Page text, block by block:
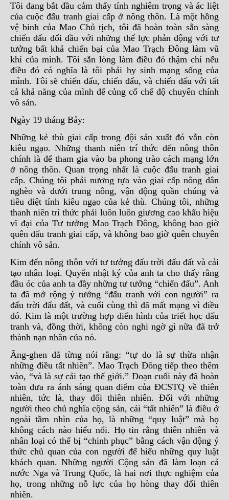
Tôi đang bắt đầu cảm thấy tính nghiêm trọng và ác liệt
của cuộc đấu tranh giai cấp ở nông thôn. Là một hồng
vệ binh của Mao Chủ tịch, tôi đã hoàn toàn sẵn sàng
chiến đấu đối đầu với những thế lực phản động với tư
tưởng bất khả chiến bại của Mao Trạch Đông làm vũ
khí của mình. Tôi sẵn lòng làm điều đó thậm chí nếu
điều đó có nghĩa là tôi phải hy sinh mạng sống của
mình. Tôi sẽ chiến đấu, chiến đấu, và chiến đấu với tất
cả khả năng của mình để củng cố chế độ chuyên chính
vô sản.
Ngày 19 tháng Bảy:
Những kẻ thù giai cấp trong đội sản xuất đó vẫn còn
kiêu ngạo. Những thanh niên trí thức đến nông thôn
chính là để tham gia vào ba phong trào cách mạng lớn
ở nông thôn. Quan trọng nhất là cuộc đấu tranh giai
cấp. Chúng tôi phải nương tựa vào giai cấp nông dân
nghèo và dưới trung nông, vận động quần chúng và
tiêu diệt tính kiêu ngạo của kẻ thù. Chúng tôi, những
thanh niên trí thức phải luôn luôn giương cao khẩu hiệu
vĩ đại của Tư tưởng Mao Trạch Đông, không bao giờ
quên đấu tranh giai cấp, và không bao giờ quên chuyên
chính vô sản.
Kim đến nông thôn với tư tưởng đấu trời đấu đất và cải
tạo nhân loại. Quyển nhật ký của anh ta cho thấy rằng
đầu óc của anh ta đầy những tư tưởng “chiến đấu”. Anh
ta đã mở rộng ý tưởng “đấu tranh với con người” ra
đấu trời đấu đất, và cuối cùng thì đã mất mạng vì điều
đó. Kim là một trường hợp điển hình của triết học đấu
tranh và, đồng thời, không còn nghi ngờ gì nữa đã trở
thành nạn nhân của nó.
Ăng-ghen đã từng nói rằng: “tự do là sự thừa nhận
những điều tất nhiên”. Mao Trạch Đông tiếp theo thêm
vào, “và là sự cải tạo thế giới.” Đoạn cuối này đã hoàn
toàn đưa ra ánh sáng quan điểm của ĐCSTQ về thiên
nhiên, tức là, thay đổi thiên nhiên. Đối với những
người theo chủ nghĩa cộng sản, cái “tất nhiên” là điều ở
ngoài tầm nhìn của họ, là những “quy luật” mà họ
không cách nào hiểu nổi. Họ tin rằng thiên nhiên và
nhân loại có thể bị “chinh phục” bằng cách vận động ý
thức chủ quan của con người để hiểu những quy luật
khách quan. Những người Cộng sản đã làm loạn cả
nước Nga và Trung Quốc, là hai nơi thực nghiệm của
họ, trong những nỗ lực của họ hòng thay đổi thiên
nhiên.